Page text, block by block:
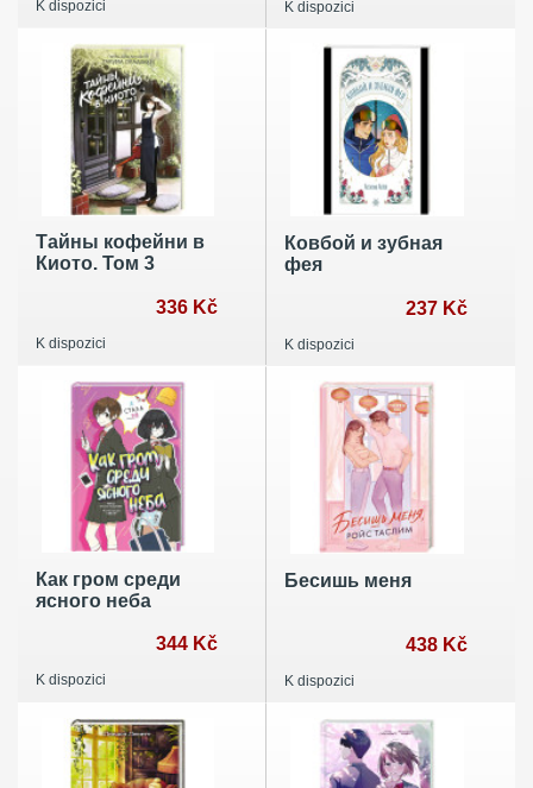
K dispozici K dispozici
Тайны кофейни в
Киото. Том 3
336 Kč
K dispozici
Ковбой и зубная
фея
237 Kč
K dispozici
Как гром среди
ясного неба
344 Kč
K dispozici
Бесишь меня
438 Kč
K dispozici